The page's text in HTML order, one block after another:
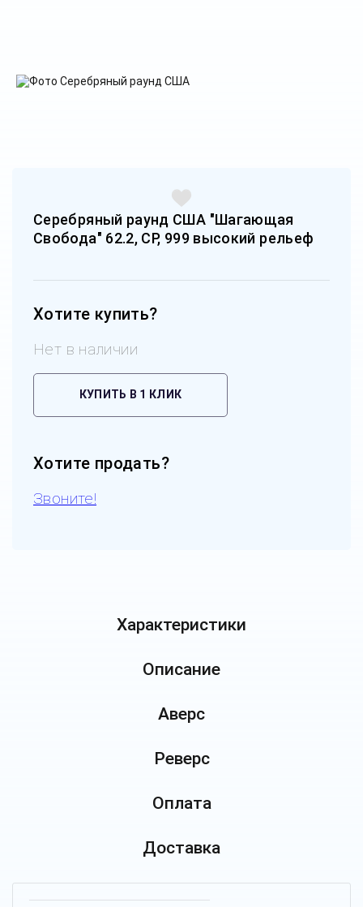
Серебряный раунд США "Шагающая
Свобода" 62.2, СР, 999 высокий рельеф
Хотите купить?
Нет в наличии
КУПИТЬ В 1 КЛИК
Хотите продать?
Звоните!
Характеристики
Описание
Аверс
Реверс
Оплата
Доставка